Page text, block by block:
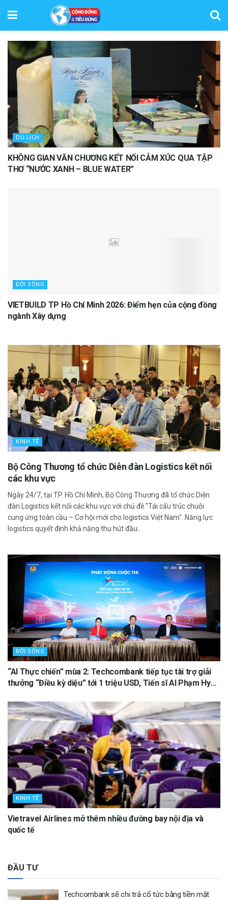
DU LỊCH
KHÔNG GIAN VĂN CHƯƠNG KẾT NỐI CẢM XÚC QUA TẬP
THƠ “NƯỚC XANH – BLUE WATER”
ĐỜI SỐNG
VIETBUILD TP Hồ Chí Minh 2026: Điểm hẹn của cộng đồng
ngành Xây dựng
KINH TẾ
Bộ Công Thương tổ chức Diễn đàn Logistics kết nối
các khu vực
Ngày 24/7, tại TP. Hồ Chí Minh, Bộ Công Thương đã tổ chức Diễn
đàn Logistics kết nối các khu vực với chủ đề "Tái cấu trúc chuỗi
cung ứng toàn cầu – Cơ hội mới cho logistics Việt Nam". Năng lực
logistics quyết định khả năng thu hút đầu...
ĐỜI SỐNG
“AI Thực chiến” mùa 2: Techcombank tiếp tục tài trợ giải
thưởng “Điều kỳ diệu” tới 1 triệu USD, Tiến sĩ AI Phạm Hy
KINH TẾ
Vietravel Airlines mở thêm nhiều đường bay nội địa và
quốc tế
ĐẦU TƯ
Techcombank sẽ chi trả cổ tức bằng tiền mặt